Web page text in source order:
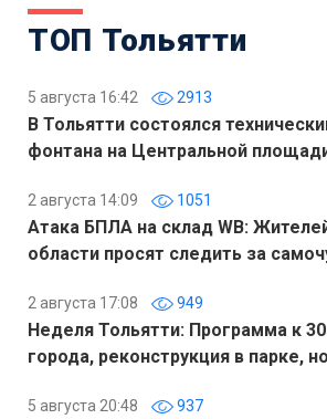
ТОП Тольятти
5 августа 16:42 2913
В Тольятти состоялся
фонтана на Центральной
2 августа 14:09 1051
Атака БПЛА на склад WB:
области просят следить за
2 августа 17:08 949
Неделя Тольятти: Программа к
города, реконструкция в парке,
5 августа 20:48 937